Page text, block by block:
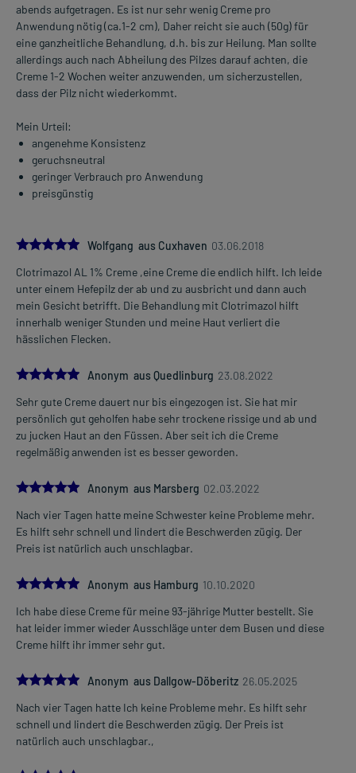
abends aufgetragen. Es ist nur sehr wenig Creme pro
Anwendung nötig (ca.1-2 cm), Daher reicht sie auch (50g) für
eine ganzheitliche Behandlung, d.h. bis zur Heilung. Man sollte
allerdings auch nach Abheilung des Pilzes darauf achten, die
Creme 1-2 Wochen weiter anzuwenden, um sicherzustellen,
dass der Pilz nicht wiederkommt.
Mein Urteil:
angenehme Konsistenz
geruchsneutral
geringer Verbrauch pro Anwendung
preisgünstig
5.0
Wolfgang aus Cuxhaven 03.06.2018
Clotrimazol AL 1% Creme ,eine Creme die endlich hilft. Ich leide
unter einem Hefepilz der ab und zu ausbricht und dann auch
mein Gesicht betrifft. Die Behandlung mit Clotrimazol hilft
innerhalb weniger Stunden und meine Haut verliert die
hässlichen Flecken.
5.0Anonym aus Quedlinburg 23.08.2022
Sehr gute Creme dauert nur bis eingezogen ist. Sie hat mir
persönlich gut geholfen habe sehr trockene rissige und ab und
zu jucken Haut an den Füssen. Aber seit ich die Creme
regelmäßig anwenden ist es besser geworden.
5.0Anonym aus Marsberg 02.03.2022
Nach vier Tagen hatte meine Schwester keine Probleme mehr.
Es hilft sehr schnell und lindert die Beschwerden zügig. Der
Preis ist natürlich auch unschlagbar.
5.0Anonym aus Hamburg 10.10.2020
Ich habe diese Creme für meine 93-jährige Mutter bestellt. Sie
hat leider immer wieder Ausschläge unter dem Busen und diese
Creme hilft ihr immer sehr gut.
5.0Anonym aus Dallgow-Döberitz 26.05.2025
Nach vier Tagen hatte Ich keine Probleme mehr. Es hilft sehr
schnell und lindert die Beschwerden zügig. Der Preis ist
natürlich auch unschlagbar.,